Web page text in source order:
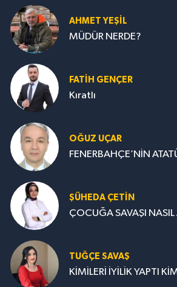
AHMET YEŞİL
MÜDÜR NERDE?
FATIH GENÇER
Kıratlı
OĞUZ UÇAR
FENERBAHÇE’NİN
ŞÜHEDA ÇETİN
ÇOCUĞA SAVAŞI
TUĞÇE SAVAŞ
KİMİLERİ İYİLİK YAPTI